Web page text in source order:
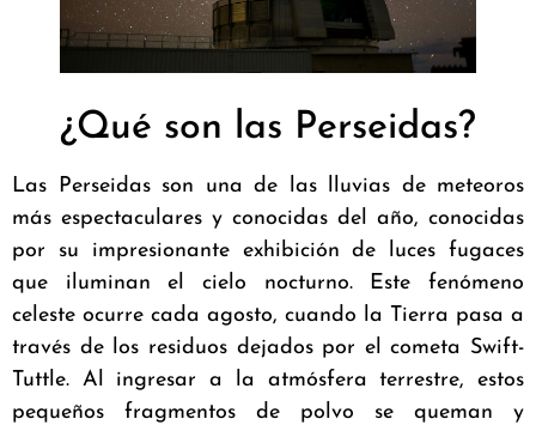
¿Qué son las Perseidas?
Las Perseidas son una de las lluvias de meteoros
más espectaculares y conocidas del año, conocidas
por su impresionante exhibición de luces fugaces
que iluminan el cielo nocturno. Este fenómeno
celeste ocurre cada agosto, cuando la Tierra pasa a
través de los residuos dejados por el cometa Swift-
Tuttle. Al ingresar a la atmósfera terrestre, estos
pequeños fragmentos de polvo se queman y